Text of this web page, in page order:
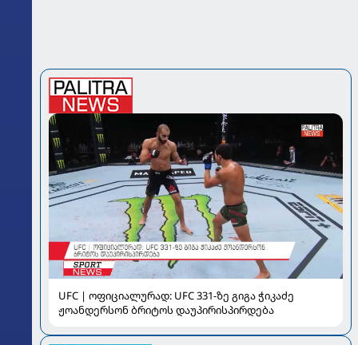
UFC | ოფიციალურად: UFC 331-ზე გიგა ჭიკაძე
ჟოანდერსონ ბრიტოს დაუპირისპირდება